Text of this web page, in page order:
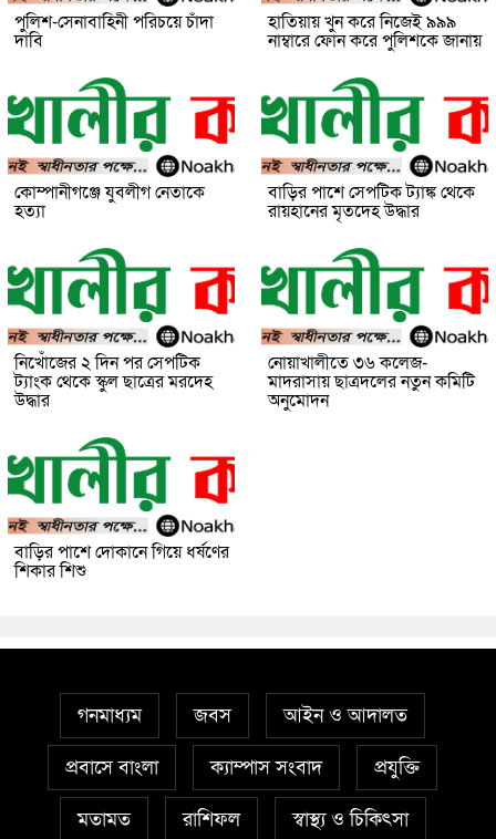
পুলিশ-সেনাবাহিনী পরিচয়ে চাঁদা
দাবি
হাতিয়ায় খুন করে নিজেই ৯৯৯
নাম্বারে ফোন করে পুলিশকে জানায়
কোম্পানীগঞ্জে যুবলীগ নেতাকে
হত্যা
বাড়ির পাশে সেপটিক ট্যাঙ্ক থেকে
রায়হানের মৃতদেহ উদ্ধার
নিখোঁজের ২ দিন পর সেপটিক
ট্যাংক থেকে স্কুল ছাত্রের মরদেহ
উদ্ধার
নোয়াখালীতে ৩৬ কলেজ-
মাদরাসায় ছাত্রদলের নতুন কমিটি
অনুমোদন
বাড়ির পাশে দোকানে গিয়ে ধর্ষণের
শিকার শিশু
গনমাধ্যম জবস আইন ও আদালত
প্রবাসে বাংলা ক্যাম্পাস সংবাদ প্রযুক্তি
মতামত রাশিফল স্বাস্থ্য ও চিকিৎসা